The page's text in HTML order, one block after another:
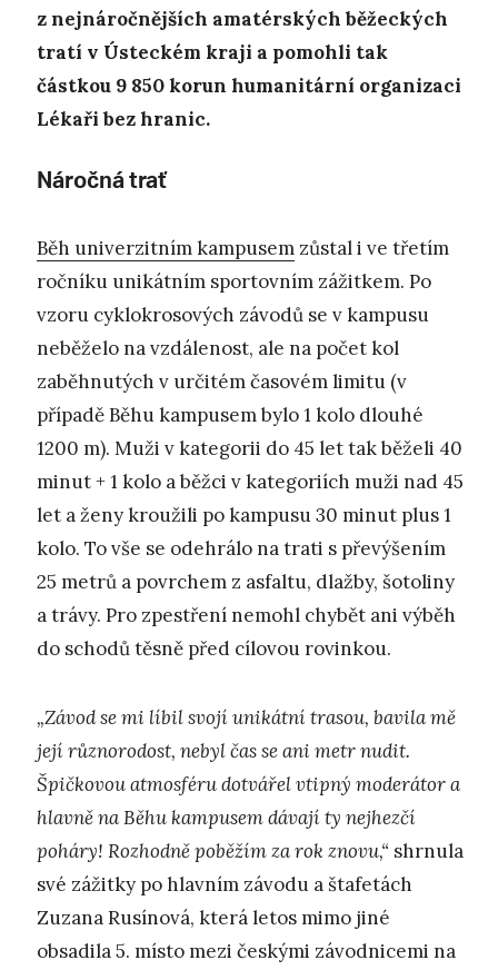
z nejnáročnějších amatérských běžeckých
tratí v Ústeckém kraji a pomohli tak
částkou 9 850 korun humanitární organizaci
Lékaři bez hranic.
Náročná trať
Běh univerzitním kampusem zůstal i ve třetím
ročníku unikátním sportovním zážitkem. Po
vzoru cyklokrosových závodů se v kampusu
neběželo na vzdálenost, ale na počet kol
zaběhnutých v určitém časovém limitu (v
případě Běhu kampusem bylo 1 kolo dlouhé
1200 m). Muži v kategorii do 45 let tak běželi 40
minut + 1 kolo a běžci v kategoriích muži nad 45
let a ženy kroužili po kampusu 30 minut plus 1
kolo. To vše se odehrálo na trati s převýšením
25 metrů a povrchem z asfaltu, dlažby, šotoliny
a trávy. Pro zpestření nemohl chybět ani výběh
do schodů těsně před cílovou rovinkou.
„Závod se mi líbil svojí unikátní trasou, bavila mě
její různorodost, nebyl čas se ani metr nudit.
Špičkovou atmosféru dotvářel vtipný moderátor a
hlavně na Běhu kampusem dávají ty nejhezčí
poháry! Rozhodně poběžím za rok znovu,“ shrnula
své zážitky po hlavním závodu a štafetách
Zuzana Rusínová, která letos mimo jiné
obsadila 5. místo mezi českými závodnicemi na